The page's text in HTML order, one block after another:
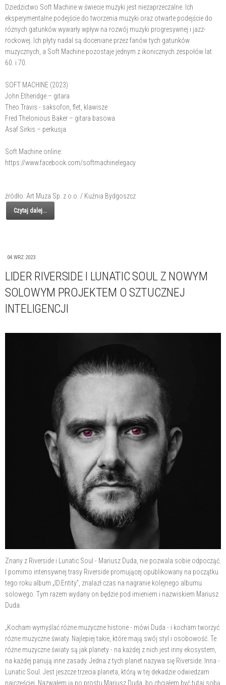
Dziedzictwo Soft Machine w świecie muzyki jest niezaprzeczalne. Ich
eksperymentalne podejście do tworzenia muzyki oraz otwarte podejście do
różnych gatunków wywarły wpływ na rozwój muzyki progresywnej i jazz-
rockowej. Ich płyty nadal są doceniane przez fanów tych gatunków
muzycznych, a Soft Machine pozostaje jednym z ikonicznych zespołów lat
60. i 70.
SOFT MACHINE (2023)
John Etheridge – gitara
Theo Travis - saksofon, flet, klawisze
Fred Thelonious Baker – gitara basowa
Asaf Sirkis – perkusja
Soft Machine online:
https://www.facebook.com/softmachinelegacy
źródło: Art Muza Sp. z o.o. / Kuźnia Bydgoszcz
Czytaj dalej...
04 WRZ 2023
LIDER RIVERSIDE I LUNATIC SOUL Z NOWYM
SOLOWYM PROJEKTEM O SZTUCZNEJ
INTELIGENCJI
Znany z Riverside i Lunatic Soul - Mariusz Duda, nie pozwala sobie odpocząć.
I pomimo intensywnej trasy Riverside promującej opublikowany na początku
tego roku album „ID.Entity”, znalazł czas na nagranie kolejnego albumu
solowego. Tym razem wydany on będzie pod imieniem i nazwiskiem Mariusz
Duda.
„Kocham wymyślać różne muzyczne historie - mówi Duda - i kocham tworzyć
różne muzyczne światy. Najlepiej takie, które mają swój styl i osobowość. Te
różne muzyczne światy są jak planety - na każdej z nich jest inny ekosystem,
na każdej panują inne zasady. Jedna z tych planet nazywa się Riverside. Inna -
Lunatic Soul. Jest jeszcze trzecia planeta, którą w tej dekadzie odwiedzam
najczęściej. Nazwałem ją po prostu Mariusz Duda, bo chciałem być tutaj sobą